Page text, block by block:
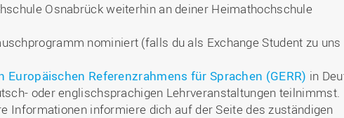
Osnabrück weiterhin an deiner Heimathochschule
nominiert (falls du als Exchange Student zu uns
Europäischen Referenzrahmens für Sprachen (GERR) in
oder englischsprachigen Lehrveranstaltungen teilnimmst.
Informationen informiere dich auf der Seite des zuständigen